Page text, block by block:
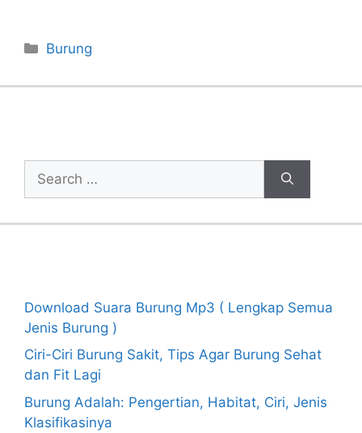
Categories
Burung
for:
Download Suara Burung Mp3 ( Lengkap Semua
Jenis Burung )
Ciri-Ciri Burung Sakit, Tips Agar Burung Sehat
dan Fit Lagi
Burung Adalah: Pengertian, Habitat, Ciri, Jenis
Klasifikasinya